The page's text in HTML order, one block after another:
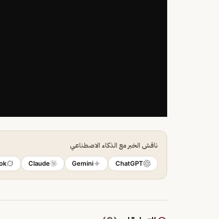
ناقش الخبر مع الذكاء الاصطناعي
ChatGPT
Gemini
Claude